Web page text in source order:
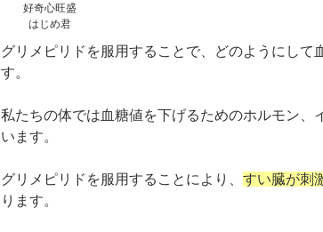
好奇心旺盛
はじめ君
グリメピリドを服用することで、どのようにして
す。
私たちの体では血糖値を下げるためのホルモン、
います。
グリメピリドを服用することにより、 すい臓が刺
ります。